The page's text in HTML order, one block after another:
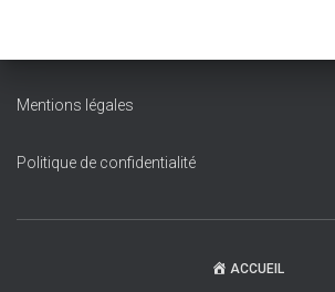
Mentions légales
Politique de confidentialité
ACCUEIL